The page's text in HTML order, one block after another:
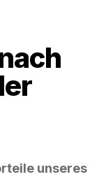
unseres